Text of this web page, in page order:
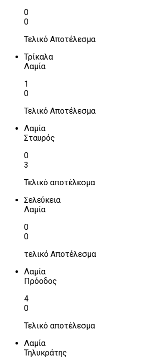
0
0
Τελικό Αποτέλεσμα
Τρίκαλα
Λαμία
1
0
Τελικό Αποτέλεσμα
Λαμία
Σταυρός
0
3
Τελικό αποτέλεσμα
Σελεύκεια
Λαμία
0
0
τελικό Αποτέλεσμα
Λαμία
Πρόοδος
4
0
Τελικό αποτέλεσμα
Λαμία
Τηλυκράτης